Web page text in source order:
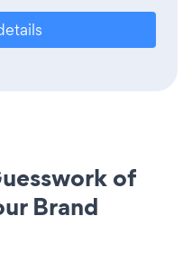
of
Brand